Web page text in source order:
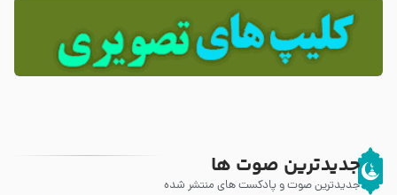
جدیدترین صوت ها
جدیدترین صوت و پادکست های منتشر شده